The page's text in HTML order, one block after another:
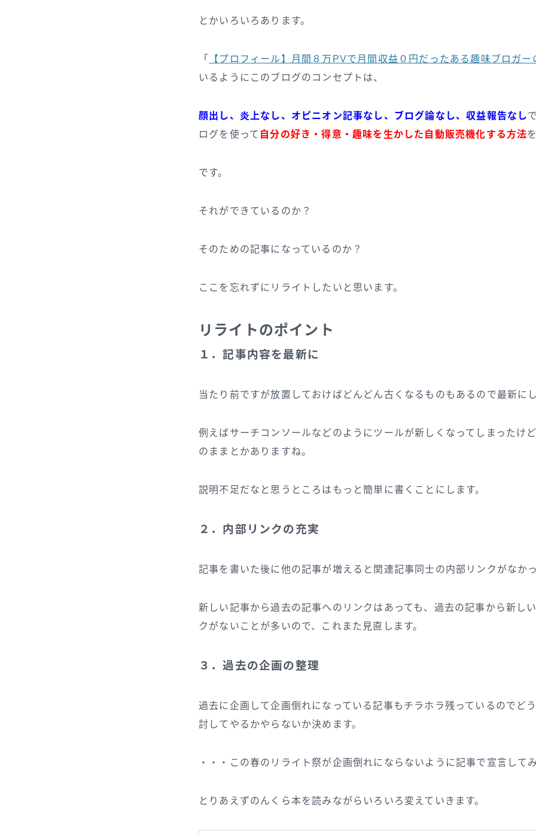
とかいろいろあります。
「 【プロフィール】月間８万PVで月間収益０円だったある趣味ブロガー
いるようにこのブログのコンセプトは、
顔出し、炎上なし、オピニオン記事なし、ブログ論なし、収益報告なし
ログを使って 自分の好き・得意・趣味を生かした自動販売機化する方法
です。
それができているのか？
そのための記事になっているのか？
ここを忘れずにリライトしたいと思います。
リライトのポイント
１．記事内容を最新に
当たり前ですが放置しておけばどんどん古くなるものもあるので最新にし
例えばサーチコンソールなどのようにツールが新しくなってしまったけ
のままとかありますね。
説明不足だなと思うところはもっと簡単に書くことにします。
２．内部リンクの充実
記事を書いた後に他の記事が増えると関連記事同士の内部リンクがなかっ
新しい記事から過去の記事へのリンクはあっても、過去の記事から新し
クがないことが多いので、これまた見直します。
３．過去の企画の整理
過去に企画して企画倒れになっている記事もチラホラ残っているのでど
討してやるかやらないか決めます。
・・・この春のリライト祭が企画倒れにならないように記事で宣言して
とりあえずのんくら本を読みながらいろいろ変えていきます。